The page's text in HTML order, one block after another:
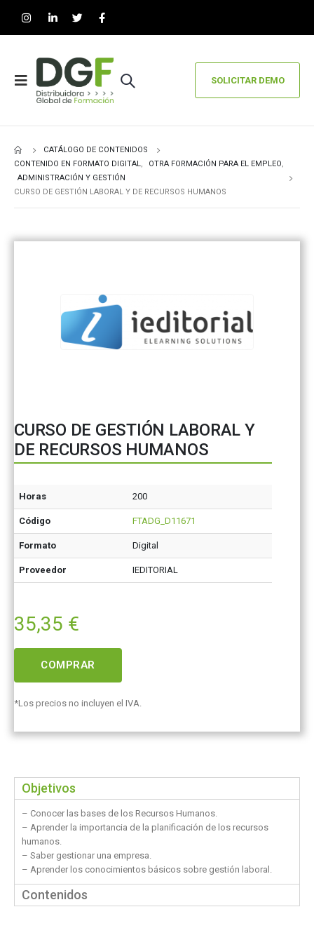
SOLICITAR DEMO
CATÁLOGO DE CONTENIDOS
CONTENIDO EN FORMATO DIGITAL, OTRA FORMACIÓN PARA EL EMPLEO,
ADMINISTRACIÓN Y GESTIÓN
CURSO DE GESTIÓN LABORAL Y DE RECURSOS HUMANOS
CURSO DE GESTIÓN LABORAL Y
DE RECURSOS HUMANOS
Horas 200
Código FTADG_D11671
Formato Digital
Proveedor IEDITORIAL
35,35 €
COMPRAR
*Los precios no incluyen el IVA.
Objetivos
– Conocer las bases de los Recursos Humanos.
– Aprender la importancia de la planificación de los recursos
humanos.
– Saber gestionar una empresa.
– Aprender los conocimientos básicos sobre gestión laboral.
Contenidos